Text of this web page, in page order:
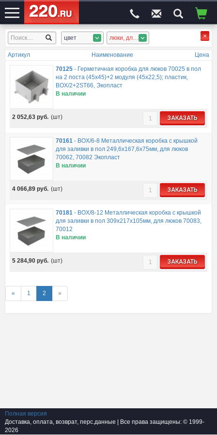
ЭЛЕКТРОСАЙТ№1 цвет люки, для стола
Артикул Наименование Цена
70125- Герметичная коробка для люков 70025 в пол
на 2 поста (45х45)+2 модуля (45х22,5); пластик,
BOX/2+2ST66, Экопласт
В наличии
2 052,63 руб. (шт) ЗАКАЗАТЬ
70161- BOX/6-8 Металлическая коробка с крышкой
для заливки в пол 249,6х167,6х75мм, для люков
70062, 70082 Экопласт
В наличии
4 066,89 руб. (шт) ЗАКАЗАТЬ
70181 - BOX/8-12 Металлическая коробка с крышкой
для заливки в пол 309х217х105мм, для люков 70083,
70012
В наличии
5 284,90 руб. (шт) ЗАКАЗАТЬ
« 1 2 »
Полная версия
Доставка, оплата, возврат, перс.данные | Все права защищены: © 1999-
2026